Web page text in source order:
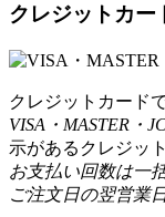
クレジットカー
クレジットカード
VISA・MASTER・
示があるクレジッ
お支払い回数は一
ご注文日の翌営業